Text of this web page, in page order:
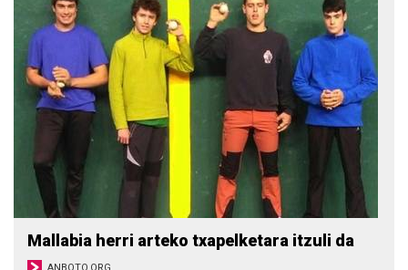
Mallabia herri arteko txapelketara itzuli da